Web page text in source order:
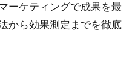
ーケティングで成果を最
から効果測定までを徹底